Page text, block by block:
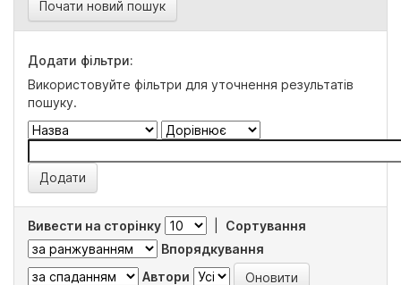
Почати новий пошук
Додати фільтри:
Використовуйте фільтри для уточнення результатів
пошуку.
Вивести на сторінку
Сортування
Впорядкування
Автори